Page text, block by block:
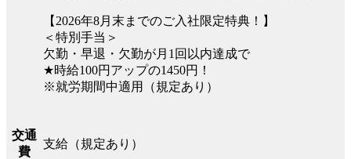
【2026年8月末までのご入社限定特典！】
＜特別手当＞
欠勤・早退・欠勤が月1回以内達成で
★時給100円アップの1450円！
※就労期間中適用（規定あり）
交通
費
支給（規定あり）